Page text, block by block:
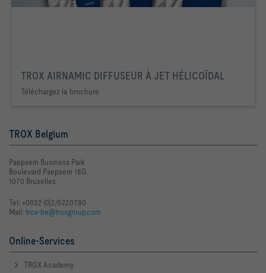
TROX AIRNAMIC DIFFUSEUR À JET HÉLICOÏDAL
Téléchargez la brochure
TROX Belgium
Paepsem Business Park
Boulevard Paepsem 18G
1070 Bruxelles
Tel: +0032 (0)2/522.07.80
Mail: trox-be@troxgroup.com
Online-Services
TROX Academy